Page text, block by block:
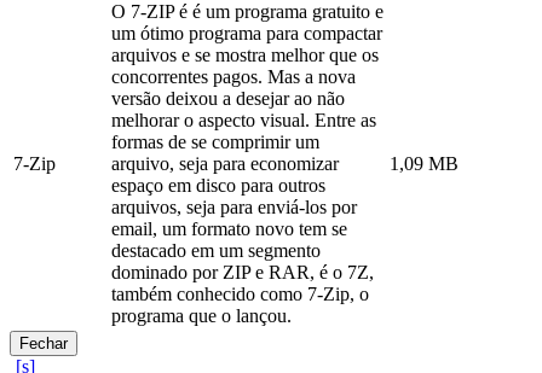
7-Zip
O 7-ZIP é é um programa gratuito e
um ótimo programa para compactar
arquivos e se mostra melhor que os
concorrentes pagos. Mas a nova
versão deixou a desejar ao não
melhorar o aspecto visual. Entre as
formas de se comprimir um
arquivo, seja para economizar
espaço em disco para outros
arquivos, seja para enviá-los por
email, um formato novo tem se
destacado em um segmento
dominado por ZIP e RAR, é o 7Z,
também conhecido como 7-Zip, o
programa que o lançou.
1,09 MB
Fechar